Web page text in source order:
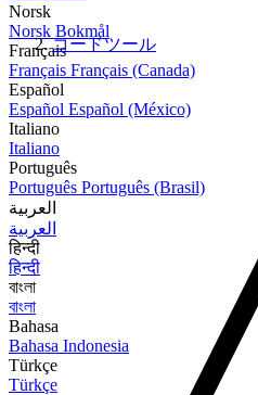
Norsk
Norsk Bokmål
Français
Français Français (Canada)
Español
Español Español (México)
Italiano
Italiano
Português
Português Português (Brasil)
العربية
العربية
हिन्दी
हिन्दी
বাংলা
বাংলা
Bahasa
Bahasa Indonesia
Türkçe
Türkçe
コードツール